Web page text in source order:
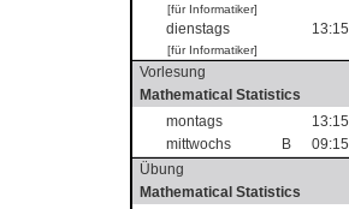
[für Informatiker]
dienstags 13:15
[für Informatiker]
Vorlesung
Mathematical Statistics
montags
13:15
mittwochs
B 09:15
Übung
Mathematical Statistics